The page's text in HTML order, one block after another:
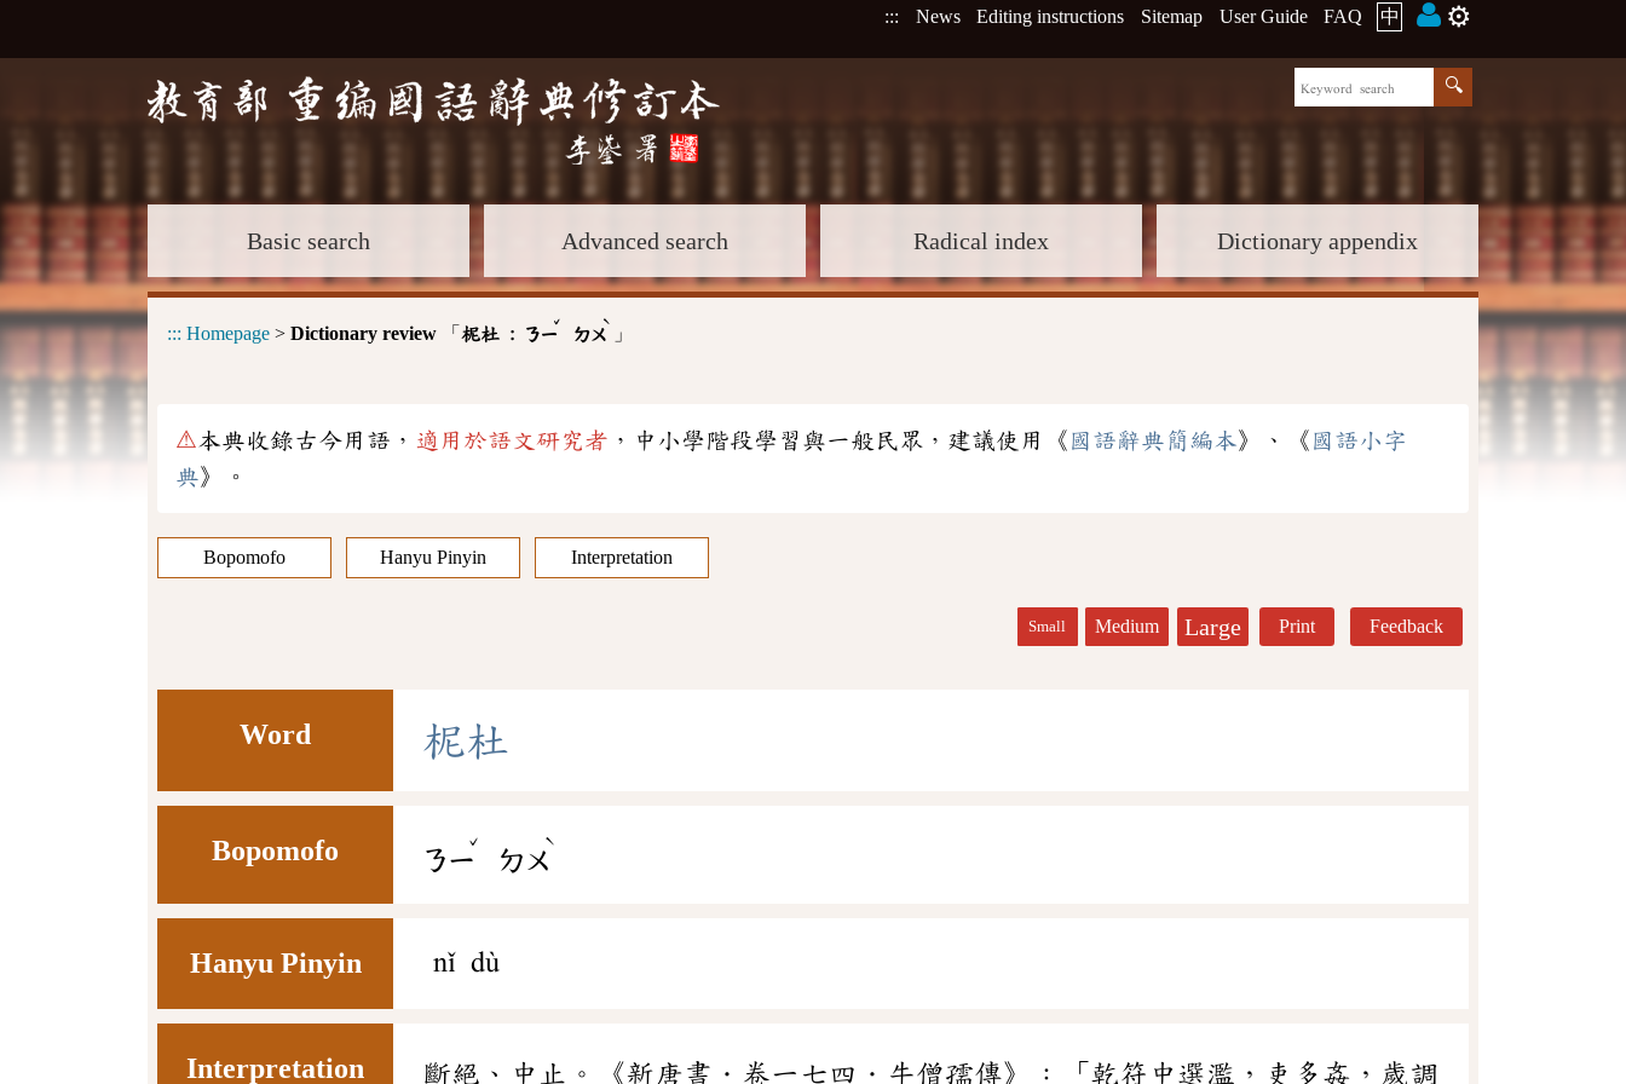
::: News Editing instructions Sitemap User Guide FAQ 中 ⚙️
Basic search Advanced search Radical index Dictionary appendix
::: Homepage > Dictionary review 「 柅杜 : ㄋㄧ
ˇ
ㄉㄨ
ˋ
」
⚠本典收錄古今用語， 適用於語文研究者 ，中小學階段學習與一般民眾，建議使用《 國語辭典簡編本》、《 國語小字
典》。
Bopomofo Hanyu Pinyin Interpretation
Small Medium Large Print Feedback
Word 柅杜
Bopomofo ㄋㄧ
ˇ
ㄉㄨ
ˋ
Hanyu Pinyin nǐ dù
Interpretation 斷絕、中止。《新唐書．卷一七四．牛僧孺傳》：「乾符中選濫，吏多姦，歲調